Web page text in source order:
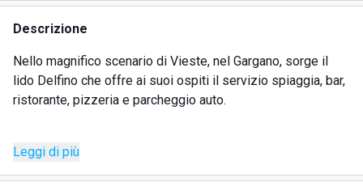
Descrizione
Nello magnifico scenario di Vieste, nel Gargano, sorge il
lido Delfino che offre ai suoi ospiti il servizio spiaggia, bar,
ristorante, pizzeria e parcheggio auto.
equivale ad un trattamento spa, mentre immergersi
nell'acqua cristallina è una sorta di percorso emozionale
Leggi di più